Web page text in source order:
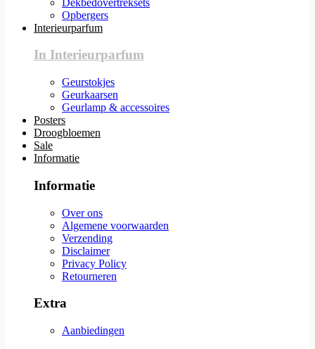
Opbergers
Interieurparfum
In Interieurparfum
Geurstokjes
Geurkaarsen
Geurlamp & accessoires
Posters
Droogbloemen
Sale
Informatie
Informatie
Over ons
Algemene voorwaarden
Verzending
Disclaimer
Privacy Policy
Retourneren
Extra
Aanbiedingen